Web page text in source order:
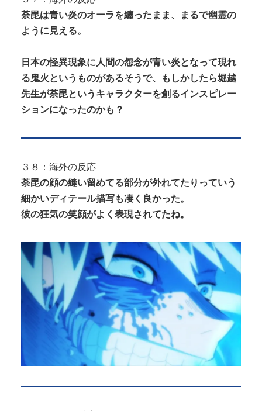
荼毘は青い炎のオーラを纏ったまま、まるで幽霊の
ように見える。
日本の怪異現象に人間の怨念が青い炎となって現れ
る鬼火というものがあるそうで、もしかしたら堀越
先生が荼毘というキャラクターを創るインスピレー
ションになったのかも？
３８：海外の反応
荼毘の顔の縫い留めてる部分が外れてたりっていう
細かいディテール描写も凄く良かった。
彼の狂気の笑顔がよく表現されてたね。